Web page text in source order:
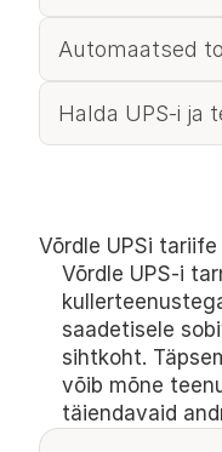
Automaatsed
Halda UPS-i ja
Võrdle UPSi
Võrdle UPS-i
saadetisele
sihtkoht.
võib mõne
täiendavaid